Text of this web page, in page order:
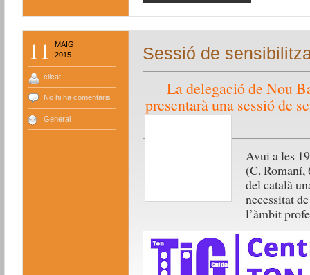
11
MAIG
2015
clicat
No hi ha comentaris
General
Sessió de
La delegació de Nou
presentarà una sessió de
Avui a les
(C. Romaní,
del català
necessitat
l’àmbit